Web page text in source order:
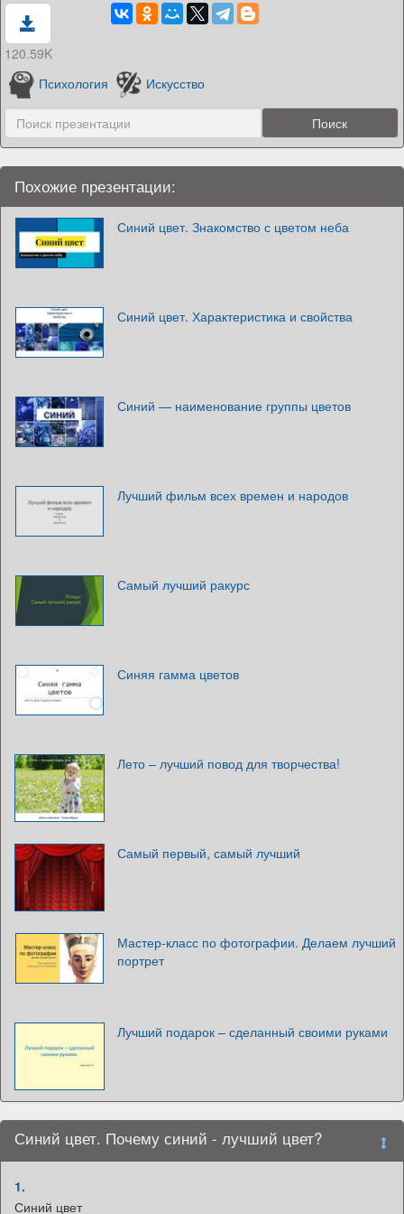
120.59K
Психология
Искусство
Похожие презентации:
Синий цвет. Знакомство с цветом неба
Синий цвет. Характеристика и свойства
Синий — наименование группы цветов
Лучший фильм всех времен и народов
Самый лучший ракурс
Синяя гамма цветов
Лето – лучший повод для творчества!
Самый первый, самый лучший
Мастер-класс по фотографии. Делаем лучший
портрет
Лучший подарок – сделанный своими руками
Синий цвет. Почему синий - лучший цвет?
1.
Синий цвет